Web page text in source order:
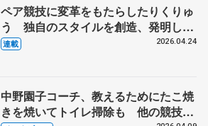
ペア競技に変革をもたらしたりくりゅ
う 独自のスタイルを創造、発明した
【引退発表後②】
連載 2026.04.24
中野園子コーチ、教えるためにたこ焼
きを焼いてトイレ掃除も 他の競技に